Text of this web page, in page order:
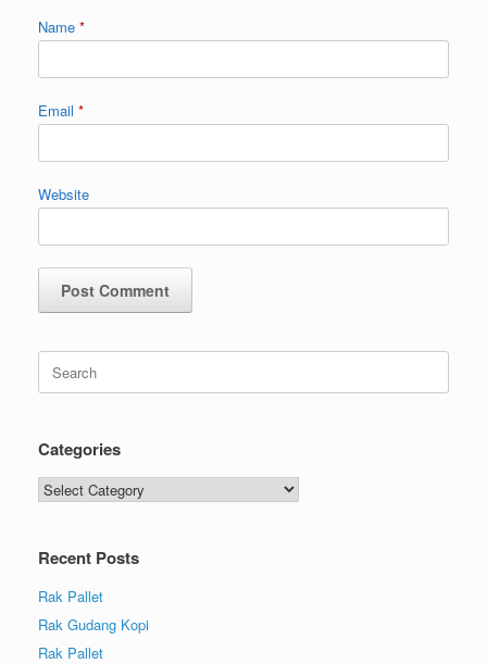
Name *
Email *
Website
Categories
Recent Posts
Rak Pallet
Rak Gudang Kopi
Rak Pallet